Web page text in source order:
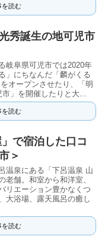
を読む
秀誕生の地可児市
岐阜県可児市では2020年
」にちなんだ「麟がくる
オープンさせたり、「明
」を開催したりと大...
を読む
」で宿泊した口コ
＞
温泉にある「下呂温泉 山
老舗。和室から和洋室、
リエーション豊かなくつ
大浴場、露天風呂の癒し
を読む